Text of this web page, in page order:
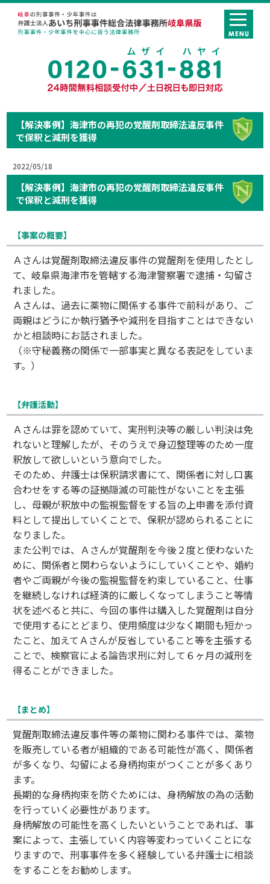
【解決事例】海津市の再犯の覚醒剤取締法違反事件
で保釈と減刑を獲得
2022/05/18
【解決事例】海津市の再犯の覚醒剤取締法違反事件
で保釈と減刑を獲得
【事案の概要】
Ａさんは覚醒剤取締法違反事件の覚醒剤を使用したとし
て、岐阜県海津市を管轄する海津警察署で逮捕・勾留さ
れました。
Ａさんは、過去に薬物に関係する事件で前科があり、ご
両親はどうにか執行猶予や減刑を目指すことはできない
かと相談時にお話されました。
（※守秘義務の関係で一部事実と異なる表記をしていま
す。）
【弁護活動】
Ａさんは罪を認めていて、実刑判決等の厳しい判決は免
れないと理解したが、そのうえで身辺整理等のため一度
釈放して欲しいという意向でした。
そのため、弁護士は保釈請求書にて、関係者に対し口裏
合わせをする等の証拠隠滅の可能性がないことを主張
し、母親が釈放中の監視監督をする旨の上申書を添付資
料として提出していくことで、保釈が認められることに
なりました。
また公判では、Ａさんが覚醒剤を今後２度と使わないた
めに、関係者と関わらないようにしていくことや、婚約
者やご両親が今後の監視監督を約束していること、仕事
を継続しなければ経済的に厳しくなってしまうこと等情
状を述べると共に、今回の事件は購入した覚醒剤は自分
で使用するにとどまり、使用頻度は少なく期間も短かっ
たこと、加えてＡさんが反省していること等を主張する
ことで、検察官による論告求刑に対して６ヶ月の減刑を
得ることができました。
【まとめ】
覚醒剤取締法違反事件等の薬物に関わる事件では、薬物
を販売している者が組織的である可能性が高く、関係者
が多くなり、勾留による身柄拘束がつくことが多くあり
ます。
長期的な身柄拘束を防ぐためには、身柄解放の為の活動
を行っていく必要性があります。
身柄解放の可能性を高くしたいということであれば、事
案によって、主張していく内容等変わっていくことにな
りますので、刑事事件を多く経験している弁護士に相談
をすることをお勧めします。